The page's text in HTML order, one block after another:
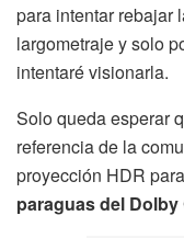
para intentar rebajar
largometraje y solo
intentaré visionarla.
Solo queda esperar
referencia de la
proyección HDR
paraguas del Dolby